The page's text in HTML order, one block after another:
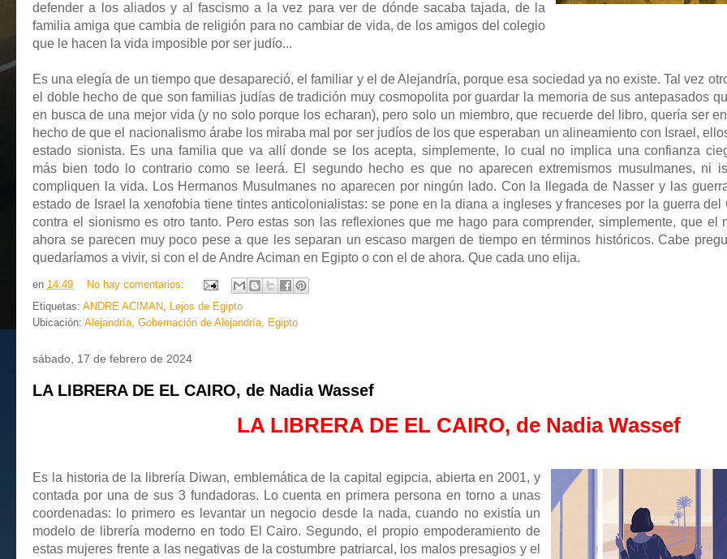
defender a los aliados y al fascismo a la vez para ver de dónde sacaba tajada, de la
familia amiga que cambia de religión para no cambiar de vida, de los amigos del colegio
que le hacen la vida imposible por ser judío...
Es una elegía de un tiempo que desapareció, el familiar y el de Alejandría, porque esa sociedad ya no existe. Tal vez
el doble hecho de que son familias judías de tradición muy cosmopolita por guardar la memoria de sus antepasados
en busca de una mejor vida (y no solo porque los echaran), pero solo un miembro, que recuerde del libro, quería ser
hecho de que el nacionalismo árabe los miraba mal por ser judíos de los que esperaban un alineamiento con Israel,
estado sionista. Es una familia que va allí donde se los acepta, simplemente, lo cual no implica una confianza
más bien todo lo contrario como se leerá. El segundo hecho es que no aparecen extremismos musulmanes, ni
compliquen la vida. Los Hermanos Musulmanes no aparecen por ningún lado. Con la llegada de Nasser y las
estado de Israel la xenofobia tiene tintes anticolonialistas: se pone en la diana a ingleses y franceses por la guerra
contra el sionismo es otro tanto. Pero estas son las reflexiones que me hago para comprender, simplemente, que el
ahora se parecen muy poco pese a que les separan un escaso margen de tiempo en términos históricos. Cabe
quedaríamos a vivir, si con el de Andre Aciman en Egipto o con el de ahora. Que cada uno elija.
en 14:49
No hay comentarios:
Etiquetas: ANDRE ACIMAN, Lejos de Egipto
Ubicación: Alejandría, Gobernación de Alejandría, Egipto
sábado, 17 de febrero de 2024
LA LIBRERA DE EL CAIRO, de Nadia Wassef
LA LIBRERA DE EL CAIRO, de Nadia Wassef
Es la historia de la librería Diwan, emblemática de la capital egipcia, abierta en 2001, y
contada por una de sus 3 fundadoras. Lo cuenta en primera persona en torno a unas
coordenadas: lo primero es levantar un negocio desde la nada, cuando no existía un
modelo de librería moderno en todo El Cairo. Segundo, el propio empoderamiento de
estas mujeres frente a las negativas de la costumbre patriarcal, los malos presagios y el